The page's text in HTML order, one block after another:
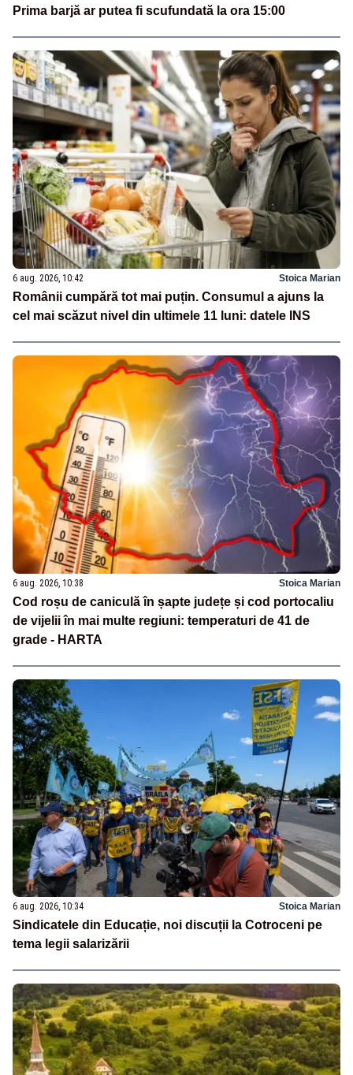
Prima barjă ar putea fi scufundată la ora 15:00
6 aug. 2026, 10:42 Stoica Marian
Românii cumpără tot mai puțin. Consumul a ajuns la
cel mai scăzut nivel din ultimele 11 luni: datele INS
6 aug. 2026, 10:38 Stoica Marian
Cod roșu de caniculă în șapte județe și cod portocaliu
de vijelii în mai multe regiuni: temperaturi de 41 de
grade - HARTA
6 aug. 2026, 10:34 Stoica Marian
Sindicatele din Educație, noi discuții la Cotroceni pe
tema legii salarizării